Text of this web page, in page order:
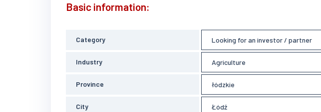
Basic information:
Category Looking for an investor / partner
Industry Agriculture
Province łódzkie
City Łódź